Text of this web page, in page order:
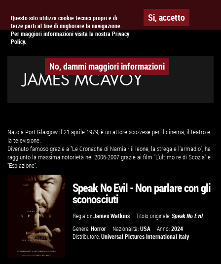
Questo sito utilizza cookie tecnici propri e di
terze parti al fine di migliorare la navigazione.
Per maggiori informazioni visita la nostra Privacy
Policy.
Si, accetto
No, dammi maggiori informazioni
APPUNTAMENTO AL CINEMA
JAMES MCAVOY
Nato a Port Glasgow il 21 aprile 1979, è un attore scozzese per il cinema, il teatro e
la televisione.
Divenuto famoso grazie a "Le Cronache di Narnia - il leone, la strega e l'armadio", ha
raggiunto la massima notorietà nel 2006-2007 grazie ai film "L'ultimo re di Scozia" e
"Espiazione".
Speak No Evil - Non parlare con gli
sconosciuti
Regia di:James Watkins Titolo originale:Speak No Evil
Genere:Horror Nazionalità:USA Anno:2024
Distributore:Universal Pictures International Italy